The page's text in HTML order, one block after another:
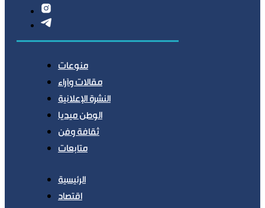
منوعات
مقالات وآراء
النشرة الإعلانية
الوطن ميديا
ثقافة وفن
متابعات
الرئيسية
اقتصاد